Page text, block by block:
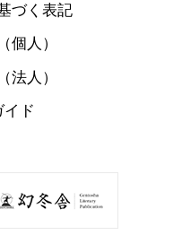
づく表記
個人）
法人）
イド